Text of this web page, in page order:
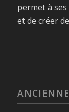
permet à
et de créer